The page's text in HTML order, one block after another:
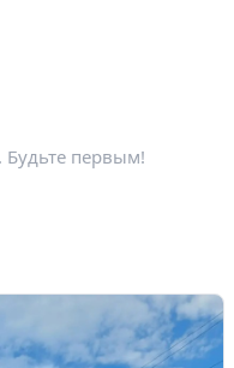
Будьте первым!